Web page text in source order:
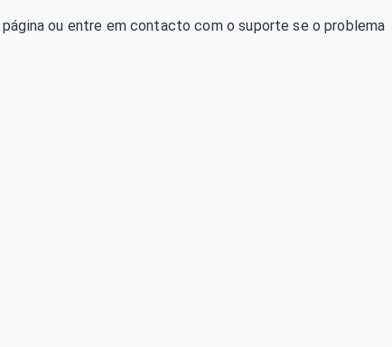
ou entre em contacto com o suporte se o problema